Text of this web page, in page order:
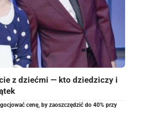
z dziećmi — kto dziedziczy i
cenę, by zaoszczędzić do 40% przy